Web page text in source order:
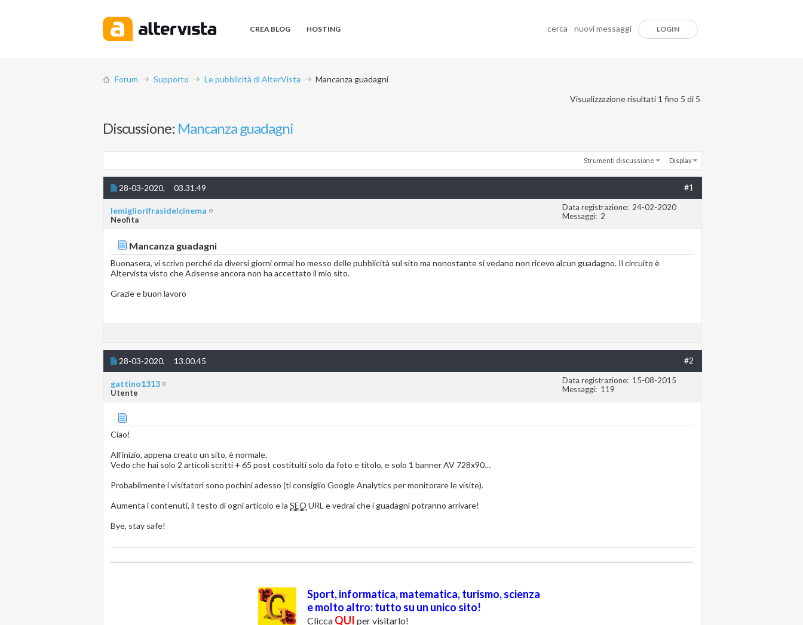
CREA BLOG HOSTING cerca nuovi messaggi LOGIN
Forum Supporto Le pubblicità di AlterVista
Mancanza guadagni
Visualizzazione risultati 1 fino 5 di 5
Discussione: Mancanza guadagni
Strumenti discussione Display
28-03-2020, 03.31.49 #1
lemigliorifrasidelcinema
Neofita
Data registrazione
24-02-2020
Messaggi
2
Mancanza guadagni
Buonasera, vi scrivo perché da diversi giorni ormai ho messo delle pubblicità sul sito ma nonostante si vedano non ricevo alcun guadagno. Il circuito è
Altervista visto che Adsense ancora non ha accettato il mio sito.
Grazie e buon lavoro
28-03-2020, 13.00.45 #2
gattino1313
Utente
Data registrazione
15-08-2015
Messaggi
119
Ciao!
All'inizio, appena creato un sito, è normale.
Vedo che hai solo 2 articoli scritti + 65 post costituiti solo da foto e titolo, e solo 1 banner AV 728x90…
Probabilmente i visitatori sono pochini adesso (ti consiglio Google Analytics per monitorare le visite).
Aumenta i contenuti, il testo di ogni articolo e la SEO URL e vedrai che i guadagni potranno arrivare!
Bye, stay safe!
Sport, informatica, matematica, turismo, scienza
e molto altro: tutto su un unico sito!
Clicca QUI per visitarlo!